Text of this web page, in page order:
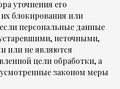
уточнения его
блокирования или
персональные данные
неточными,
или не являются
цели обработки, а
законом меры